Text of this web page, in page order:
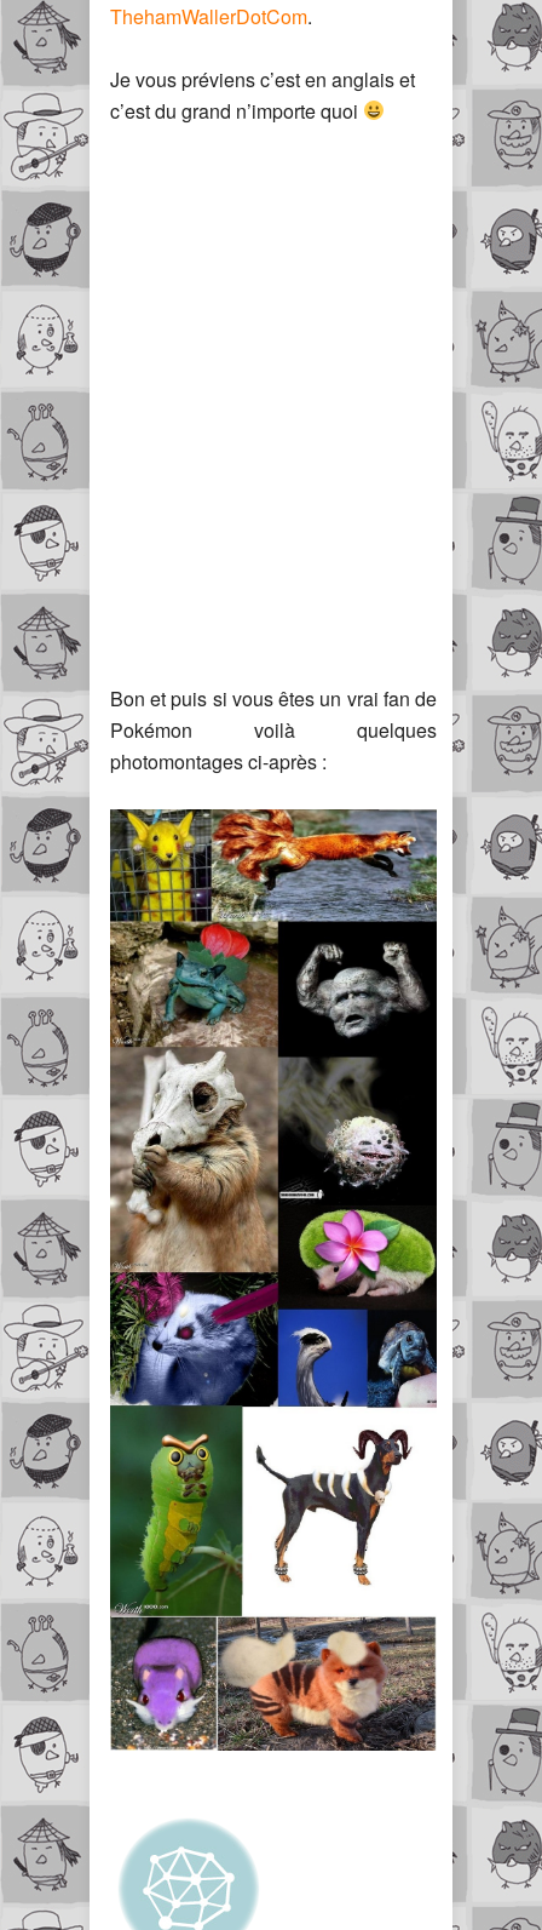
ThehamWallerDotCom.
Je vous préviens c’est en anglais et
c’est du grand n’importe quoi
Bon et puis si vous êtes un vrai fan de
Pokémon voilà quelques
photomontages ci-après :